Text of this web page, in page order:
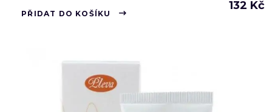
132 Kč
PŘIDAT DO KOŠÍKU